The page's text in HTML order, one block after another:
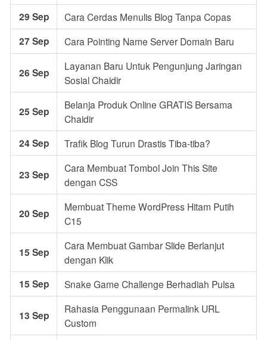
29 Sep Cara Cerdas Menulis Blog Tanpa Copas
27 Sep Cara Pointing Name Server Domain Baru
26 Sep
Layanan Baru Untuk Pengunjung Jaringan
Sosial Chaidir
25 Sep
Belanja Produk Online GRATIS Bersama
Chaidir
24 Sep Trafik Blog Turun Drastis Tiba-tiba?
23 Sep
Cara Membuat Tombol Join This Site
dengan CSS
20 Sep
Membuat Theme WordPress Hitam Putih
C15
15 Sep
Cara Membuat Gambar Slide Berlanjut
dengan Klik
15 Sep Snake Game Challenge Berhadiah Pulsa
13 Sep
Rahasia Penggunaan Permalink URL
Custom